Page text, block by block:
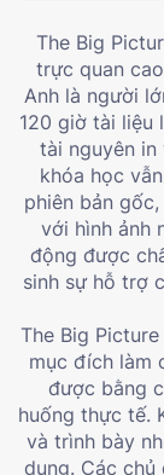
The Big
trực quan
Anh là người
120 giờ tài liệu
tài nguyên in
khóa học
phiên bản
với hình ảnh
động được
sinh sự hỗ trợ
The Big
mục đích làm
được bằng
huống thực tế.
và trình bày
dung. Các